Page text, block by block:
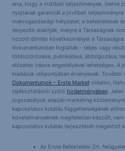
arra, hogy a múltbeli teljesítmények, illetve
nyújtanak garanciát a jövőbeli teljesítményre
makrogazdasági helyzetet, a befektetések
tényezők alakítják, melyre a Társaságnak
hozott döntés következményei a
dokumentumban foglaltak – teljes vagy
többszörözése, publikálása, átdolgozása,
előzetes írásos engedélyével lehetséges. A
kiadásuk időpontjában érvényesek. További
Dokumentumok – Erste Marketoldalon,
tájékoztatásról szóló hirdetményében.
jogszabályok alapján marketing
kapcsolatos kutatás függetlenségének
követelményeknek megfelelően készült,
kapcsolatos kutatás terjesztését megelőző
Az Erste Befektetési Zrt.